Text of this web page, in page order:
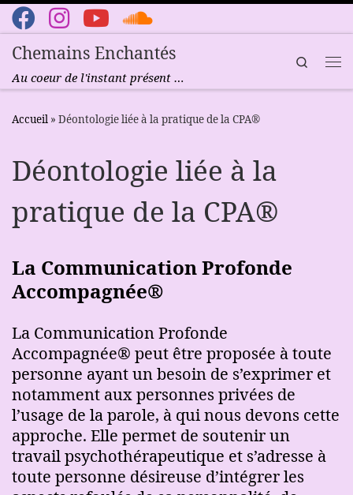
Passer au contenu
Chemains Enchantés
Au coeur de l'instant présent …
Search
Accueil » Déontologie liée à la pratique de la CPA®
Déontologie liée à la
pratique de la CPA®
La Communication Profonde
Accompagnée®
La Communication Profonde
Accompagnée® peut être proposée à toute
personne ayant un besoin de s’exprimer et
notamment aux personnes privées de
l’usage de la parole, à qui nous devons cette
approche. Elle permet de soutenir un
travail psychothérapeutique et s’adresse à
toute personne désireuse d’intégrer les